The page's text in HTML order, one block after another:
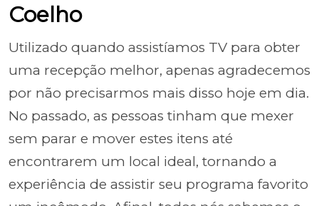
Coelho
Utilizado quando assistíamos TV para obter
uma recepção melhor, apenas agradecemos
por não precisarmos mais disso hoje em dia.
No passado, as pessoas tinham que mexer
sem parar e mover estes itens até
encontrarem um local ideal, tornando a
experiência de assistir seu programa favorito